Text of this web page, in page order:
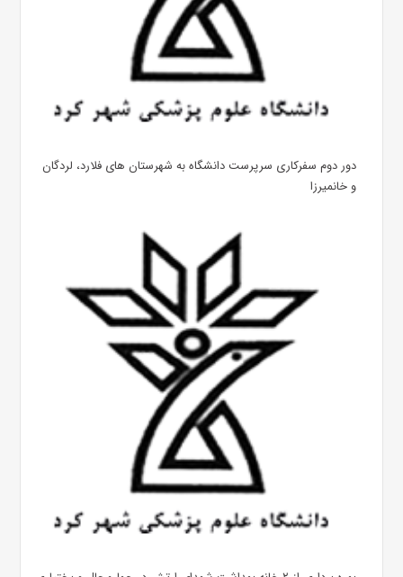
دور دوم سفرکاری سرپرست دانشگاه به شهرستان های فلارد، لردگان
و خانمیرزا